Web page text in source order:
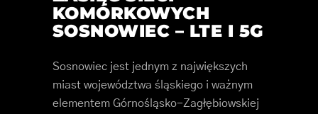
KOMÓRKOWYCH
SOSNOWIEC – LTE I 5G
Sosnowiec jest jednym z największych
miast województwa śląskiego i ważnym
elementem Górnośląsko-Zagłębiowskiej